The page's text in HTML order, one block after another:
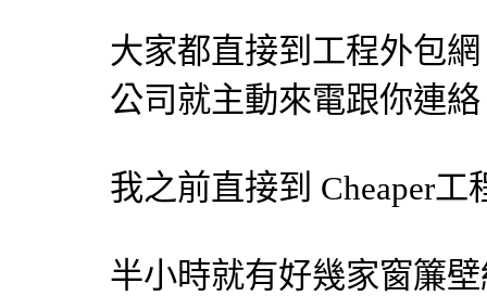
大家都直接到工程外包網
公司就主動來電跟你連絡
我之前直接到 Cheaper工
半小時就有好幾家窗簾